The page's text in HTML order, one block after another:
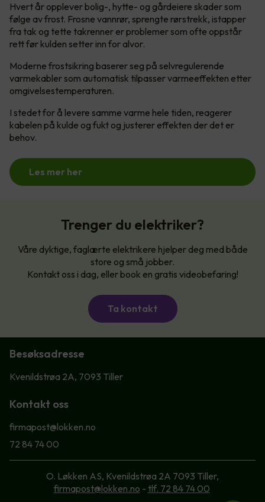
Hvert år opplever bolig-, hytte- og gårdeiere skader som
følge av frost. Frosne vannrør, sprengte rørstrekk, istapper
fra tak og tette takrenner er problemer som ofte oppstår
rett før kulden setter inn for alvor.
Moderne frostsikring baserer seg på selvregulerende
varmekabler som automatisk tilpasser varmeeffekten etter
omgivelsestemperaturen.
I stedet for å levere samme varme hele tiden, reagerer
kabelen på kulde og fukt og justerer effekten der det er
behov.
Les mer her
Trenger du elektriker?
Våre dyktige, faglærte elektrikere hjelper deg med både
store og små jobber.
Kontakt oss i dag, eller book en gratis videobefaring!
Ta kontakt
Besøksadresse
Kvenildstrøa 2A, 7093 Tiller
Kontakt oss
firmapost@lokken.no
72 84 74 00
O. Løkken AS, Kvenildstrøa 2A 7093 Tiller,
firmapost@lokken.no - tlf. 72 84 74 00